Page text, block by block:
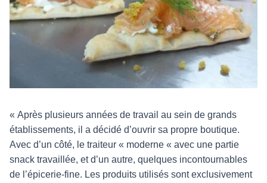
« Après plusieurs années de travail au sein de grands
établissements, il a décidé d’ouvrir sa propre boutique.
Avec d’un côté, le traiteur « moderne « avec une partie
snack travaillée, et d’un autre, quelques incontournables
de l’épicerie-fine. Les produits utilisés sont exclusivement